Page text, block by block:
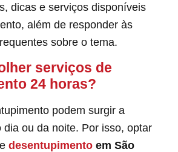
dicas e serviços disponíveis
além de responder às
sobre o tema.
serviços de
24 horas?
podem surgir a
dia ou da noite. Por isso, optar
desentupimento em São